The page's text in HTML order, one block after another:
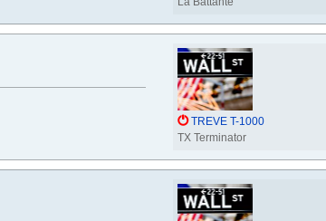
TREVE T-1000
TX Terminator